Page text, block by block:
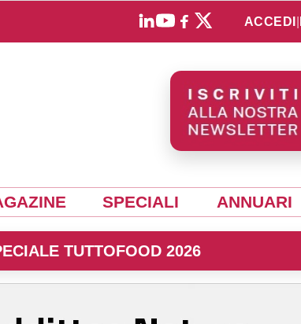
ACCEDI
SPECIALI ANNUARI
TUTTOFOOD 2026